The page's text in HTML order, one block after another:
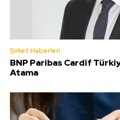
Şirket Haberleri
BNP Paribas Cardif
Atama